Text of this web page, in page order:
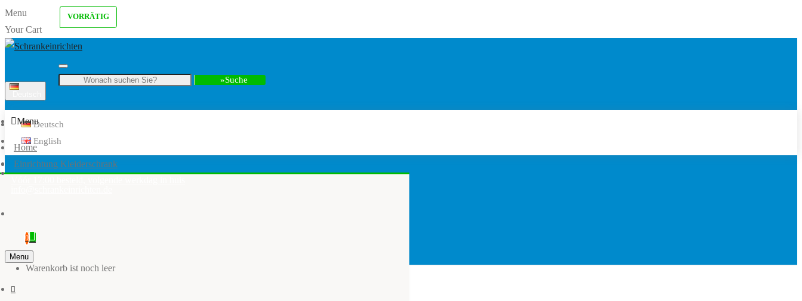
Menu
Your Cart
Suche
Deutsch
English
0
Warenkorb ist noch leer
Menu
Home
Einrichtung Kleiderschrank
Menu
VORRÄTIG